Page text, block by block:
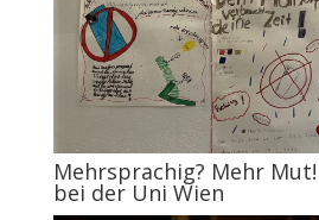
Mehrsprachig? Mehr
bei der Uni Wien